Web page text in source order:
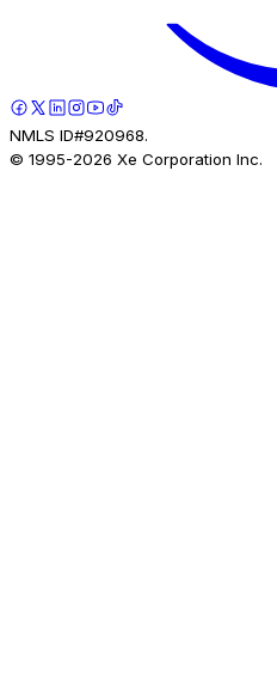
NMLS ID#920968.
© 1995-2026 Xe Corporation Inc.